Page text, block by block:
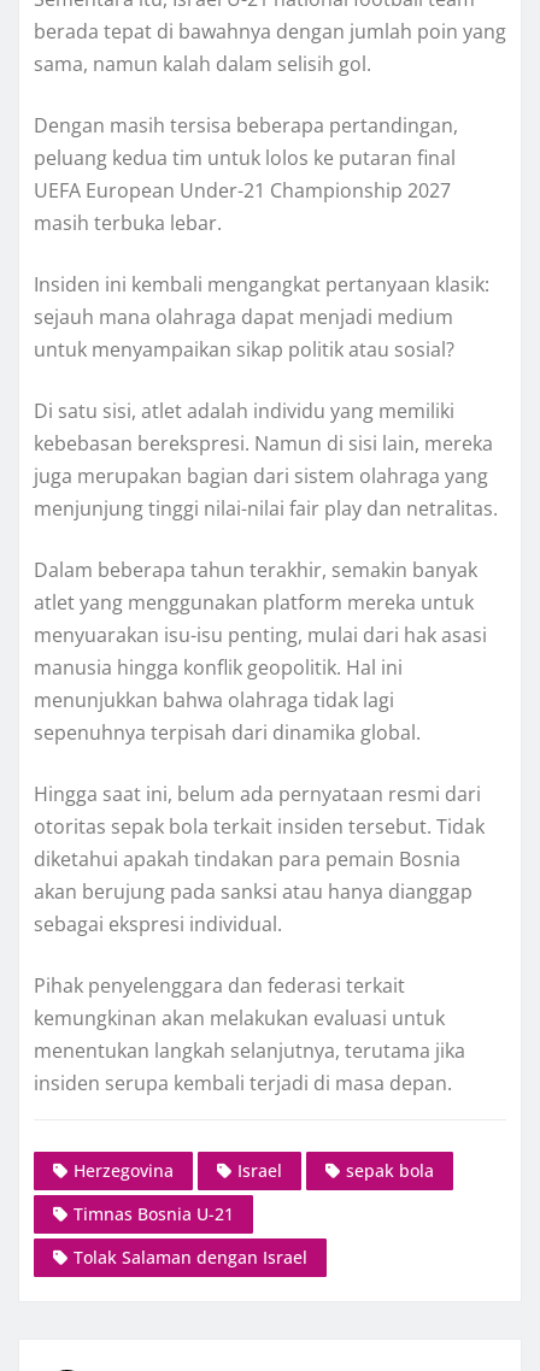
berada tepat di bawahnya dengan jumlah poin yang
sama, namun kalah dalam selisih gol.
Dengan masih tersisa beberapa pertandingan,
peluang kedua tim untuk lolos ke putaran final
UEFA European Under-21 Championship 2027
masih terbuka lebar.
Insiden ini kembali mengangkat pertanyaan klasik:
sejauh mana olahraga dapat menjadi medium
untuk menyampaikan sikap politik atau sosial?
Di satu sisi, atlet adalah individu yang memiliki
kebebasan berekspresi. Namun di sisi lain, mereka
juga merupakan bagian dari sistem olahraga yang
menjunjung tinggi nilai-nilai fair play dan netralitas.
Dalam beberapa tahun terakhir, semakin banyak
atlet yang menggunakan platform mereka untuk
menyuarakan isu-isu penting, mulai dari hak asasi
manusia hingga konflik geopolitik. Hal ini
menunjukkan bahwa olahraga tidak lagi
sepenuhnya terpisah dari dinamika global.
Hingga saat ini, belum ada pernyataan resmi dari
otoritas sepak bola terkait insiden tersebut. Tidak
diketahui apakah tindakan para pemain Bosnia
akan berujung pada sanksi atau hanya dianggap
sebagai ekspresi individual.
Pihak penyelenggara dan federasi terkait
kemungkinan akan melakukan evaluasi untuk
menentukan langkah selanjutnya, terutama jika
insiden serupa kembali terjadi di masa depan.
Herzegovina Israel
sepak bola
Timnas Bosnia U-21
Tolak Salaman dengan Israel